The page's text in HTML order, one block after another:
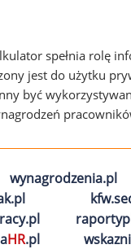
spełnia rolę
jest do użytku
być
wynagrodzenia.pl
HR.pl